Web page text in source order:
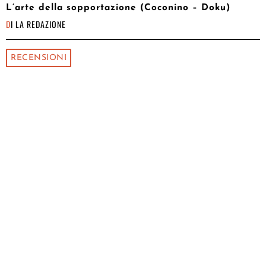
L’arte della sopportazione (Coconino – Doku)
DI LA REDAZIONE
RECENSIONI